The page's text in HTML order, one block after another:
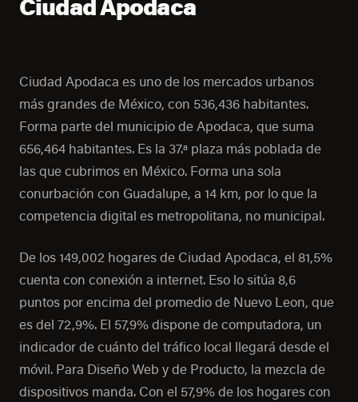
Ciudad Apodaca
Ciudad Apodaca es uno de los mercados urbanos
más grandes de México, con 536,436 habitantes.
Forma parte del municipio de Apodaca, que suma
656,464 habitantes. Es la 37.ª plaza más poblada de
las que cubrimos en México. Forma una sola
conurbación con Guadalupe, a 14 km, por lo que la
competencia digital es metropolitana, no municipal.
De los 149,002 hogares de Ciudad Apodaca, el 81,5%
cuenta con conexión a internet. Eso lo sitúa 8,6
puntos por encima del promedio de Nuevo Leon, que
es del 72,9%. El 57,9% dispone de computadora, un
indicador de cuánto del tráfico local llegará desde el
móvil. Para Diseño Web y de Producto, la mezcla de
dispositivos manda. Con el 57,9% de los hogares con